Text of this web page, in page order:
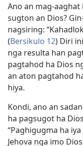
Ano an mag-
sugton an Dios?
nagsiring:
(Bersikulo 12) Diri
nga resulta han
pagtahod ha Dios
an aton pagtahod
hiya.
Kondi, ano an
ha pagsugot ha
“Paghigugma ha
Jehova nga imo